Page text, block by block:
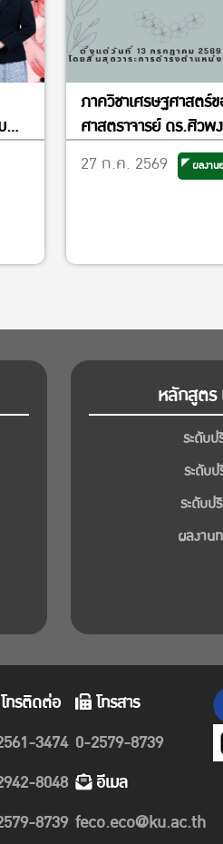
ภาควิชาเศรษฐศาสตร์
ศาสตราจารย์ ดร.ศิวพ
รับแต่งตั้งให้ดำรงตำแ
และพันธกิจเพื่อสังคม
27 ก.ค. 2569 ผลงาน
หลักสูตร
ระดับ
ระดับ
ระดับ
ผลงาน
โทรติดต่อ
3474
8048
8739
โทรสาร
0-2579-8739
อีเมล
feco.eco@ku.ac.th